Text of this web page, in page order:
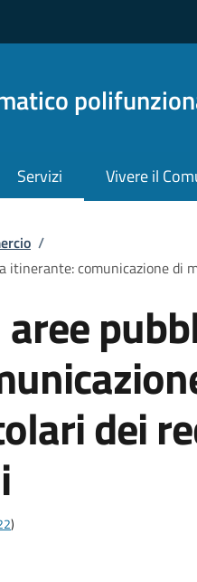
Servizi Vivere il
/
itinerante: comunicazione
dei
)